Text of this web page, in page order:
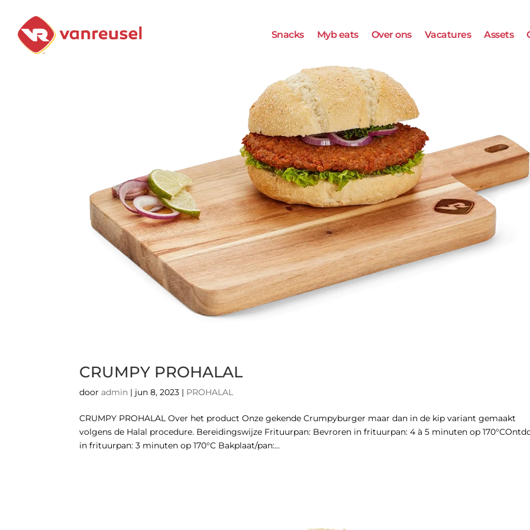
Snacks Myb eats Over ons Vacatures Assets
CRUMPY PROHALAL
dooradmin | jun 8, 2023 | PROHALAL
CRUMPY PROHALAL Over het product Onze gekende Crumpyburger maar dan in de kip variant gemaakt
volgens de Halal procedure. Bereidingswijze Frituurpan: Bevroren in frituurpan: 4 à 5 minuten op
in frituurpan: 3 minuten op 170°C Bakplaat/pan:...